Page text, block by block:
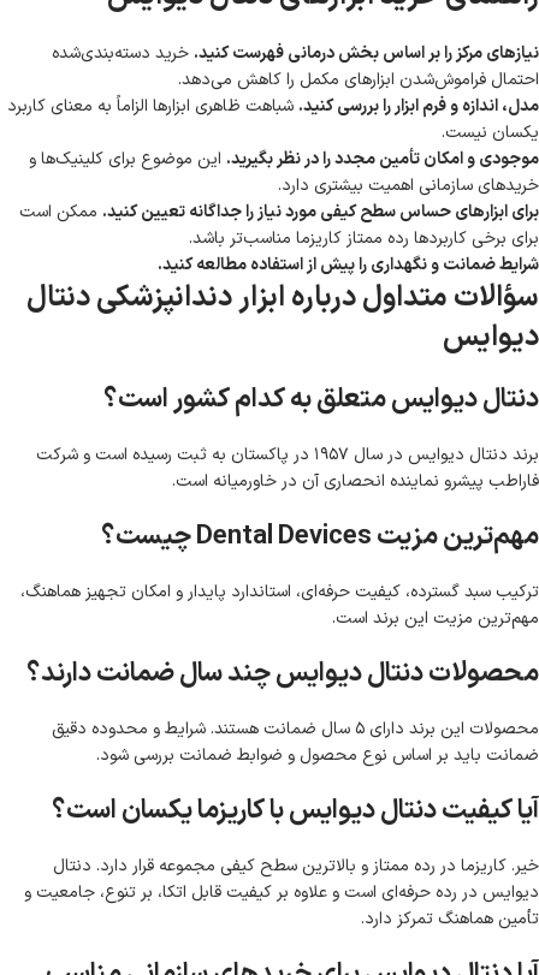
نیازهای مرکز را بر اساس بخش درمانی فهرست کنید. خرید دسته‌بندی‌شده
احتمال فراموش‌شدن ابزارهای مکمل را کاهش می‌دهد.
مدل، اندازه و فرم ابزار را بررسی کنید. شباهت ظاهری ابزارها الزاماً به معنای کاربرد
یکسان نیست.
موجودی و امکان تأمین مجدد را در نظر بگیرید. این موضوع برای کلینیک‌ها و
خریدهای سازمانی اهمیت بیشتری دارد.
برای ابزارهای حساس سطح کیفی مورد نیاز را جداگانه تعیین کنید. ممکن است
برای برخی کاربردها رده ممتاز کاریزما مناسب‌تر باشد.
شرایط ضمانت و نگهداری را پیش از استفاده مطالعه کنید.
سؤالات متداول درباره ابزار دندانپزشکی دنتال
دیوایس
دنتال دیوایس متعلق به کدام کشور است؟
برند دنتال دیوایس در سال ۱۹۵۷ در پاکستان به ثبت رسیده است و شرکت
فاراطب پیشرو نماینده انحصاری آن در خاورمیانه است.
مهم‌ترین مزیت Dental Devices چیست؟
ترکیب سبد گسترده، کیفیت حرفه‌ای، استاندارد پایدار و امکان تجهیز هماهنگ،
مهم‌ترین مزیت این برند است.
محصولات دنتال دیوایس چند سال ضمانت دارند؟
محصولات این برند دارای ۵ سال ضمانت هستند. شرایط و محدوده دقیق
ضمانت باید بر اساس نوع محصول و ضوابط ضمانت بررسی شود.
آیا کیفیت دنتال دیوایس با کاریزما یکسان است؟
خیر. کاریزما در رده ممتاز و بالاترین سطح کیفی مجموعه قرار دارد. دنتال
دیوایس در رده حرفه‌ای است و علاوه بر کیفیت قابل اتکا، بر تنوع، جامعیت و
تأمین هماهنگ تمرکز دارد.